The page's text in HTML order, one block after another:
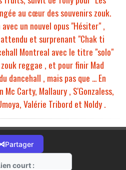
au cœur des souvenirs zouk.
un nouvel opus "Hésiter" ,
et surprenant "Chak ti
Montreal avec le titre "solo"
reggae , et pour finir Mad
dancehall , mais pas que ... En
Mc Carty, Mallaury , S'Gonzaless,
Valérie Tribord et Noldy .
Partager
court :